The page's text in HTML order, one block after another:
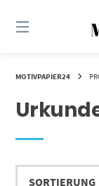
zum
MOTIVPAPIER24